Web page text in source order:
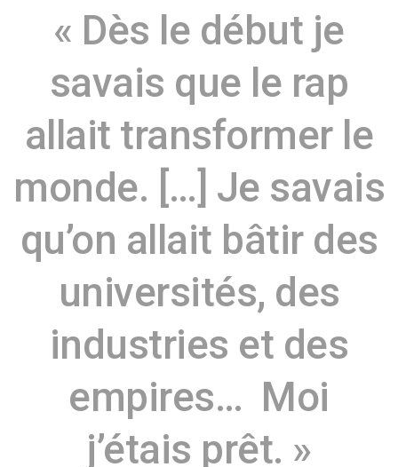
« Dès le début je
savais que le rap
allait transformer le
monde. […] Je savais
qu’on allait bâtir des
universités, des
industries et des
empires… Moi
j’étais prêt. »